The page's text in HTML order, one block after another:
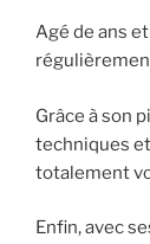
Agé de ans
Grâce à son
techniques
totalement
Enfin, avec